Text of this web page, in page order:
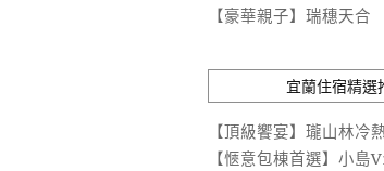
【豪華親子】瑞穗天合
宜蘭住宿精選
【頂級饗宴】瓏山林冷
【愜意包棟首選】小